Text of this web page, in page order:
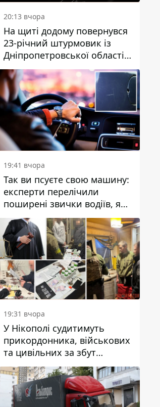
20:13 вчора
На щиті додому повернувся
23-річний штурмовик із
Дніпропетровської області
Богдан Бескровний
19:41 вчора
Так ви псуєте свою машину:
експерти перелічили
поширені звички водіїв, які
насправді шкодять
автомобілю
19:31 вчора
У Нікополі судитимуть
прикордонника, військових
та цивільних за збут
психотропів